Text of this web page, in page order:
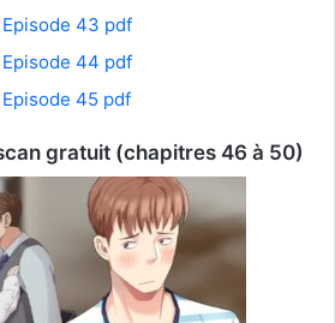
Episode 43 pdf
Episode 44 pdf
Episode 45 pdf
gratuit (chapitres 46 à 50)